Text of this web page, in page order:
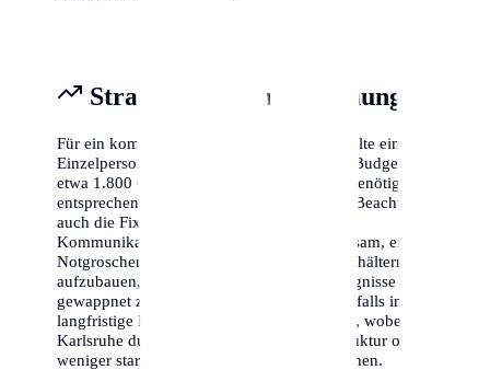
Strategische Finanzplanung
Für ein komfortables Leben in Karlsruhe sollte eine
Einzelperson mit einem monatlichen Netto-Budget von
etwa 1.800 € bis 2.500 € planen. Familien benötigen
entsprechend mehr (ca. 3.500 € - 5.000 €). Beachte
auch die Fixkosten für Versicherungen und
Kommunikation (Internet/Handy). Es ist ratsam, einen
Notgroschen von mindestens drei Monatsgehältern
aufzubauen, um für unvorhergesehene Ereignisse
gewappnet zu sein. Die Inflation sollte ebenfalls in die
langfristige Kalkulation einbezogen werden, wobei
Karlsruhe durch seine stabile Wirtschaftsstruktur oft
weniger stark betroffen ist als andere Regionen.